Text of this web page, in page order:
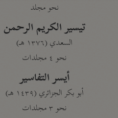
نحو مجلد
تيسير الكريم الرحمن
السعدي (١٣٧٦ هـ)
نحو ٤ مجلدات
أيسر التفاسير
أبو بكر الجزائري (١٤٣٩ هـ)
نحو ٣ مجلدات